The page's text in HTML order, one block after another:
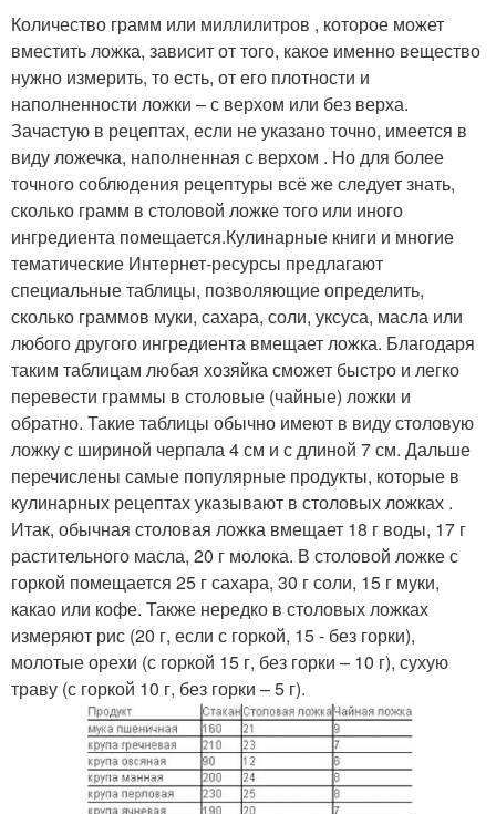
Количество грамм или миллилитров , которое может
вместить ложка, зависит от того, какое именно вещество
нужно измерить, то есть, от его плотности и
наполненности ложки – с верхом или без верха.
Зачастую в рецептах, если не указано точно, имеется в
виду ложечка, наполненная с верхом . Но для более
точного соблюдения рецептуры всё же следует знать,
сколько грамм в столовой ложке того или иного
ингредиента помещается.Кулинарные книги и многие
тематические Интернет-ресурсы предлагают
специальные таблицы, позволяющие определить,
сколько граммов муки, сахара, соли, уксуса, масла или
любого другого ингредиента вмещает ложка. Благодаря
таким таблицам любая хозяйка сможет быстро и легко
перевести граммы в столовые (чайные) ложки и
обратно. Такие таблицы обычно имеют в виду столовую
ложку с шириной черпала 4 см и с длиной 7 см. Дальше
перечислены самые популярные продукты, которые в
кулинарных рецептах указывают в столовых ложках .
Итак, обычная столовая ложка вмещает 18 г воды, 17 г
растительного масла, 20 г молока. В столовой ложке с
горкой помещается 25 г сахара, 30 г соли, 15 г муки,
какао или кофе. Также нередко в столовых ложках
измеряют рис (20 г, если с горкой, 15 - без горки),
молотые орехи (с горкой 15 г, без горки – 10 г), сухую
траву (с горкой 10 г, без горки – 5 г).